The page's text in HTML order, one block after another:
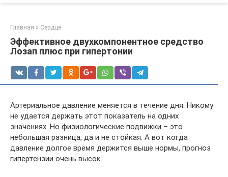
Главная » Сердце
Эффективное двухкомпонентное средство
Лозап плюс при гипертонии
Артериальное давление меняется в течение дня. Никому
не удается держать этот показатель на одних
значениях. Но физиологические подвижки – это
небольшая разница, да и не стойкая. А вот когда
давление долгое время держится выше нормы, прогноз
гипертензии очень высок.